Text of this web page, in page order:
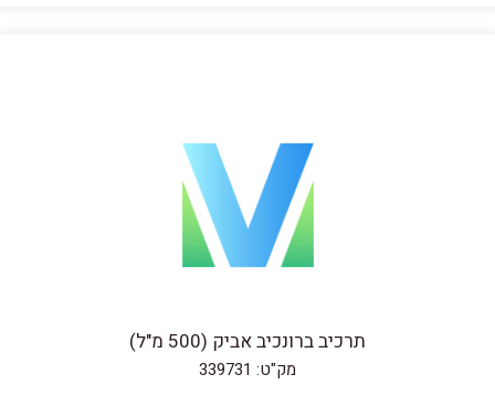
תרכיב ברונכיב אביק (500 מ"ל)
מק"ט: 339731